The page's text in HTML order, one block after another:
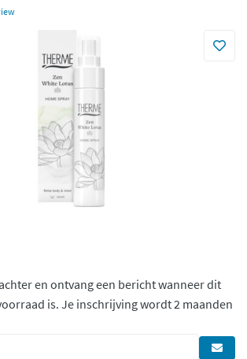
en ontvang een bericht wanneer dit
is. Je inschrijving wordt 2 maanden